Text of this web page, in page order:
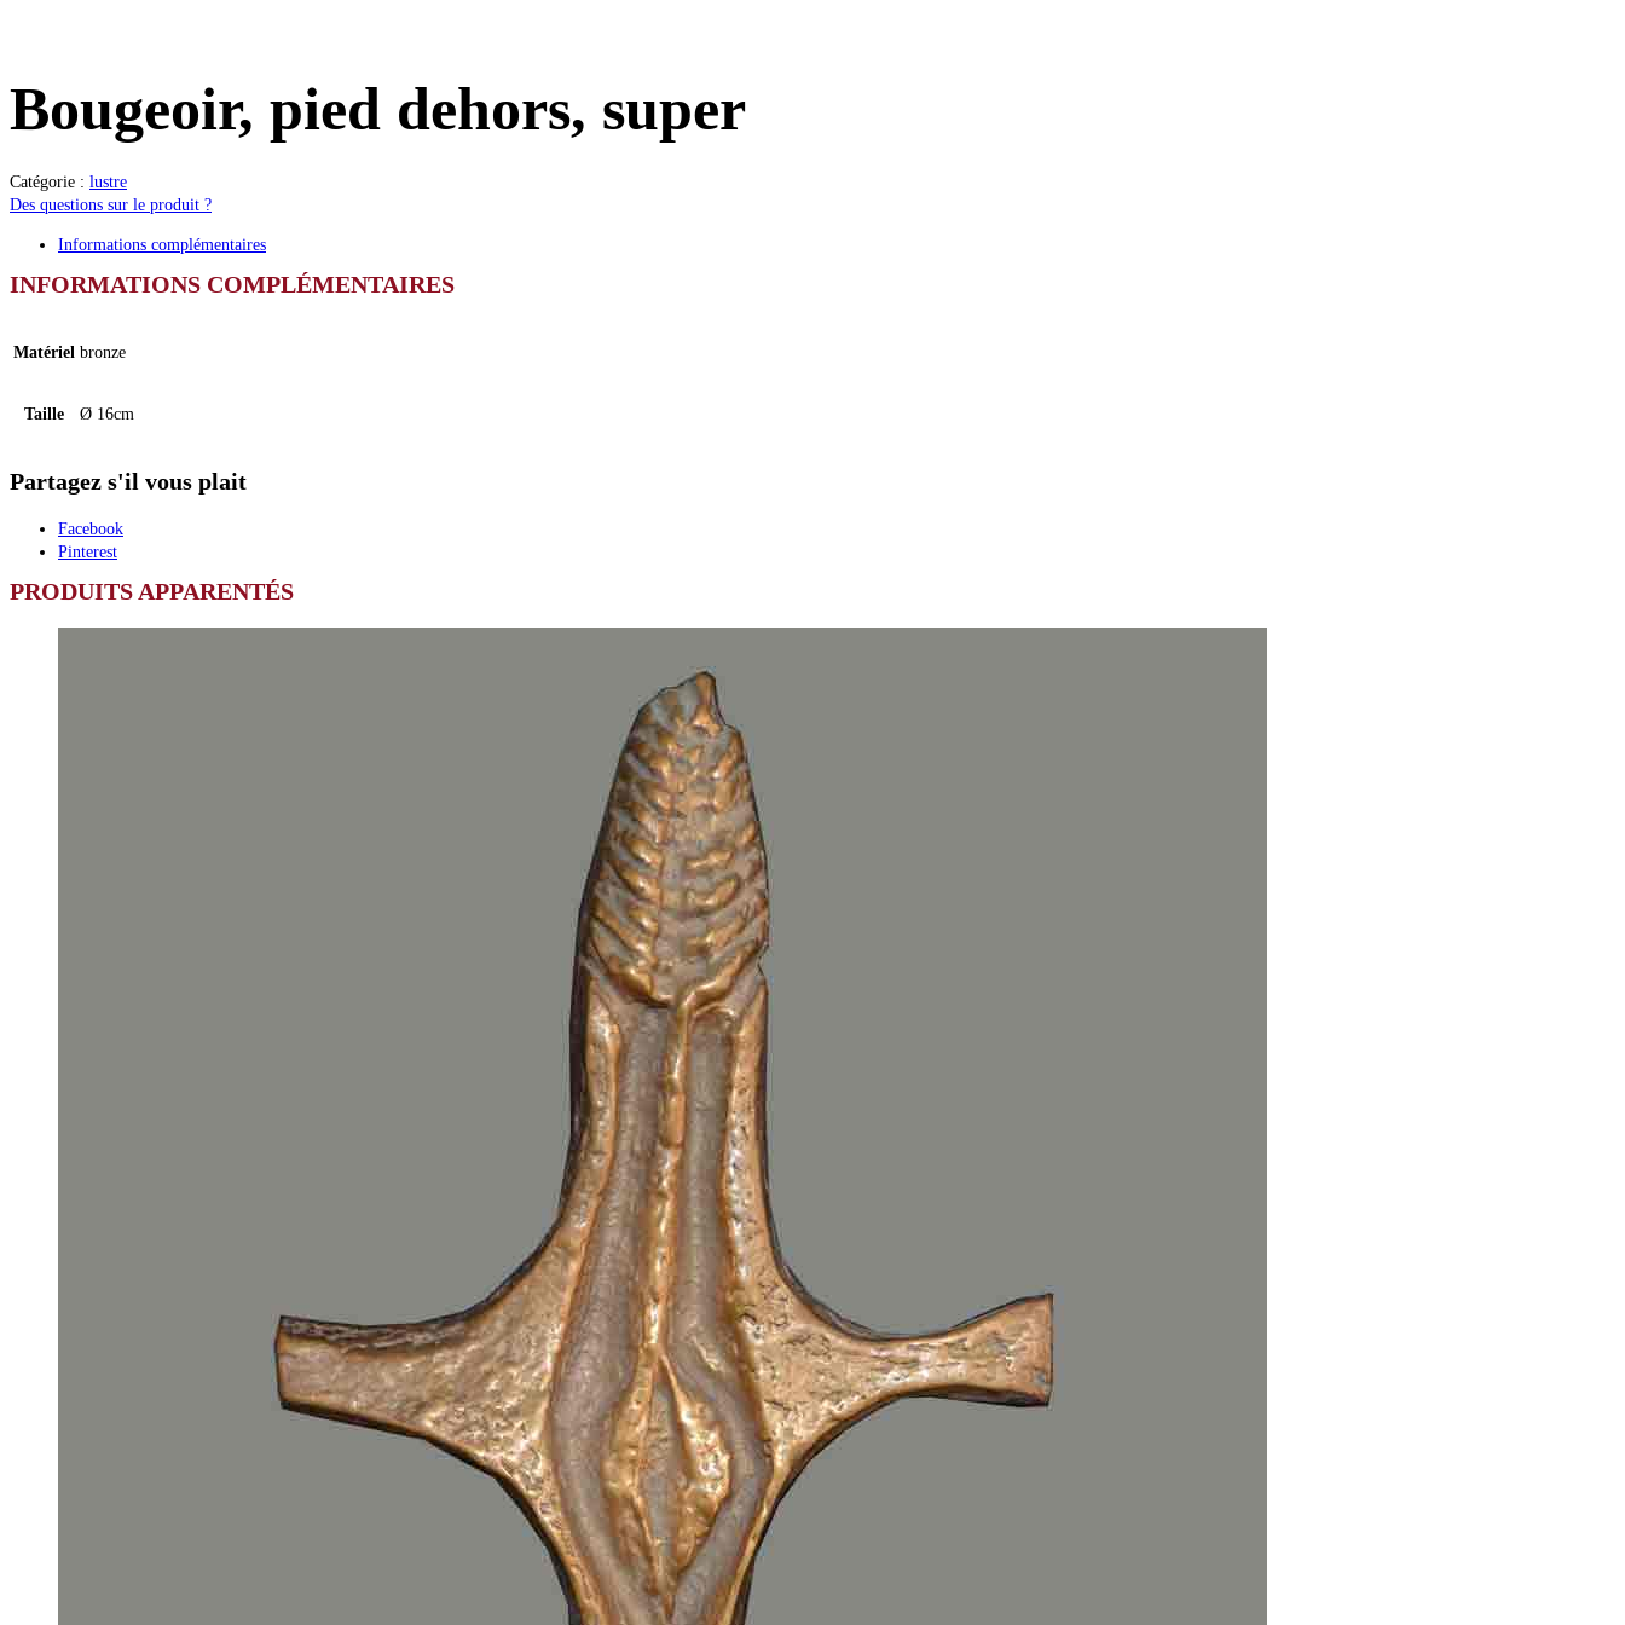
Bougeoir, pied dehors, super
Catégorie : lustre
Des questions sur le produit ?
Informations complémentaires
INFORMATIONS COMPLÉMENTAIRES
Matériel bronze
Taille Ø 16cm
Partagez s'il vous plait
Facebook
Pinterest
PRODUITS APPARENTÉS